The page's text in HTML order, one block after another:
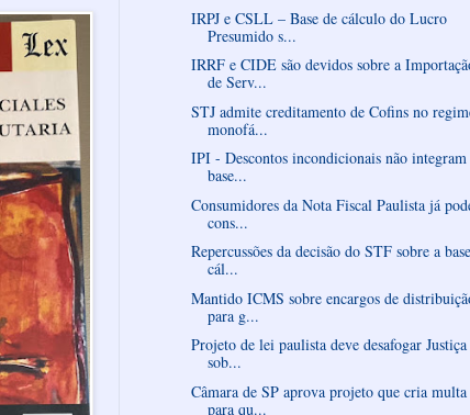
IRPJ e CSLL – Base de cálculo do Lucro
Presumido s...
IRRF e CIDE são devidos sobre a
de Serv...
STJ admite creditamento de Cofins no
monofá...
IPI - Descontos incondicionais não integram
base...
Consumidores da Nota Fiscal Paulista já
cons...
Repercussões da decisão do STF sobre a
cál...
Mantido ICMS sobre encargos de
para g...
Projeto de lei paulista deve desafogar Justiça
sob...
Câmara de SP aprova projeto que cria multa
para qu...